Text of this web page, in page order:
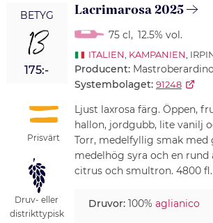
BETYG
13
175:-
Prisvärt
Druv- eller
distrikttypisk
Lacrimarosa 2025
75 cl, 12.5% vol.
ITALIEN KAMPANIEN ,
Producent: Mastroberardino
Systembolaget: 91248
Ljust laxrosa färg. Öppen,
hallon, jordgubb, lite vanilj
Torr, medelfyllig smak med
medelhög syra och en
citrus och smultron. 4800 fl.
Druvor:100% aglianico